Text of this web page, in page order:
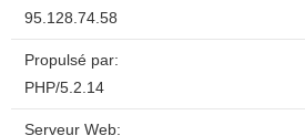
95.128.74.58
Propulsé par:
PHP/5.2.14
Serveur Web: